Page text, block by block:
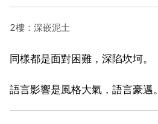
2樓：深嵌泥土
同樣都是面對困難，深陷坎坷。
語言影響是風格大氣，語言豪邁。